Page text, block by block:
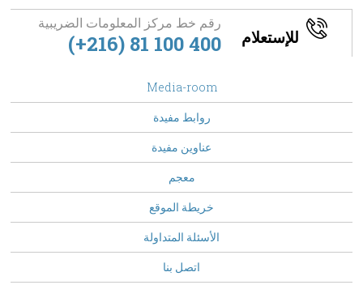
للإستعلام
رقم خط مركز المعلومات الضريبية
(+216) 81 100 400
Media-room
روابط مفيدة
عناوين مفيدة
معجم
خريطة الموقع
الأسئلة المتداولة
اتصل بنا